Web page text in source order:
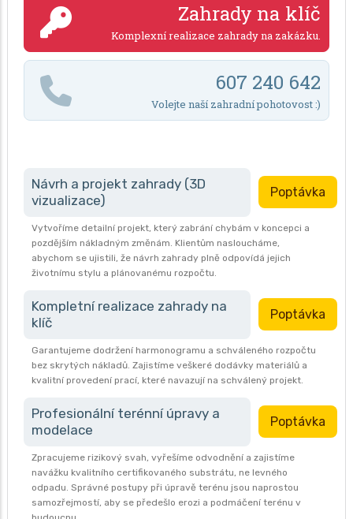
Zahrady na klíč
Komplexní realizace zahrady na zakázku.
607 240 642
Volejte naší zahradní pohotovost :)
Návrh a projekt zahrady (3D
vizualizace)
Poptávka
Vytvoříme detailní projekt, který zabrání chybám v koncepci a
pozdějším nákladným změnám. Klientům nasloucháme,
abychom se ujistili, že návrh zahrady plně odpovídá jejich
životnímu stylu a plánovanému rozpočtu.
Kompletní realizace zahrady na
klíč
Poptávka
Garantujeme dodržení harmonogramu a schváleného rozpočtu
bez skrytých nákladů. Zajistíme veškeré dodávky materiálů a
kvalitní provedení prací, které navazují na schválený projekt.
Profesionální terénní úpravy a
modelace
Poptávka
Zpracujeme rizikový svah, vyřešíme odvodnění a zajistíme
navážku kvalitního certifikovaného substrátu, ne levného
odpadu. Správné postupy při úpravě terénu jsou naprostou
samozřejmostí, aby se předešlo erozi a podmáčení terénu v